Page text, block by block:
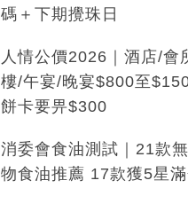
碼＋下期攪珠日
人情公價2026｜酒店/會
樓/午宴/晚宴$800至
餅卡要畀$300
消委會食油測試｜21款
物食油推薦 17款獲5星